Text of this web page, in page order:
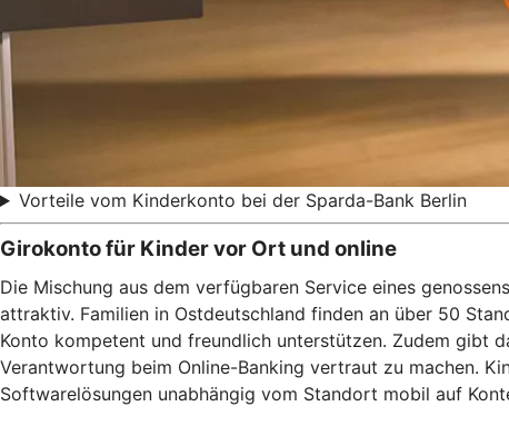
Vorteile vom Kinderkonto bei der Sparda-Bank Berlin
Girokonto für Kinder vor Ort und online
Die Mischung aus dem verfügbaren Service eines
attraktiv. Familien in Ostdeutschland finden an über 50
Konto kompetent und freundlich unterstützen. Zudem gibt
Verantwortung beim Online-Banking vertraut zu machen.
Softwarelösungen unabhängig vom Standort mobil auf